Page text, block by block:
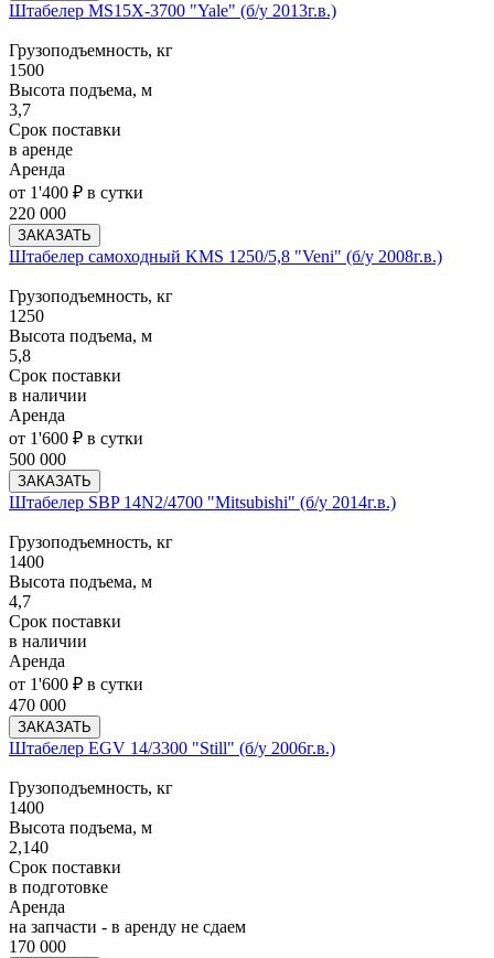
Штабелер MS15X-3700 "Yale" (б/у 2013г.в.)
Грузоподъемность, кг
1500
Высота подъема, м
3,7
Срок поставки
в аренде
Аренда
от 1'400 ₽ в сутки
220 000
ЗАКАЗАТЬ
Штабелер самоходный KMS 1250/5,8 "Veni" (б/у 2008г.в.)
Грузоподъемность, кг
1250
Высота подъема, м
5,8
Срок поставки
в наличии
Аренда
от 1'600 ₽ в сутки
500 000
ЗАКАЗАТЬ
Штабелер SBP 14N2/4700 "Mitsubishi" (б/у 2014г.в.)
Грузоподъемность, кг
1400
Высота подъема, м
4,7
Срок поставки
в наличии
Аренда
от 1'600 ₽ в сутки
470 000
ЗАКАЗАТЬ
Штабелер EGV 14/3300 "Still" (б/у 2006г.в.)
Грузоподъемность, кг
1400
Высота подъема, м
2,140
Срок поставки
в подготовке
Аренда
на запчасти - в аренду не сдаем
170 000